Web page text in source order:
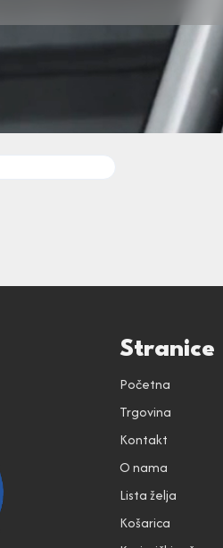
Stranice
Početna
Trgovina
Kontakt
O nama
Lista želja
Košarica